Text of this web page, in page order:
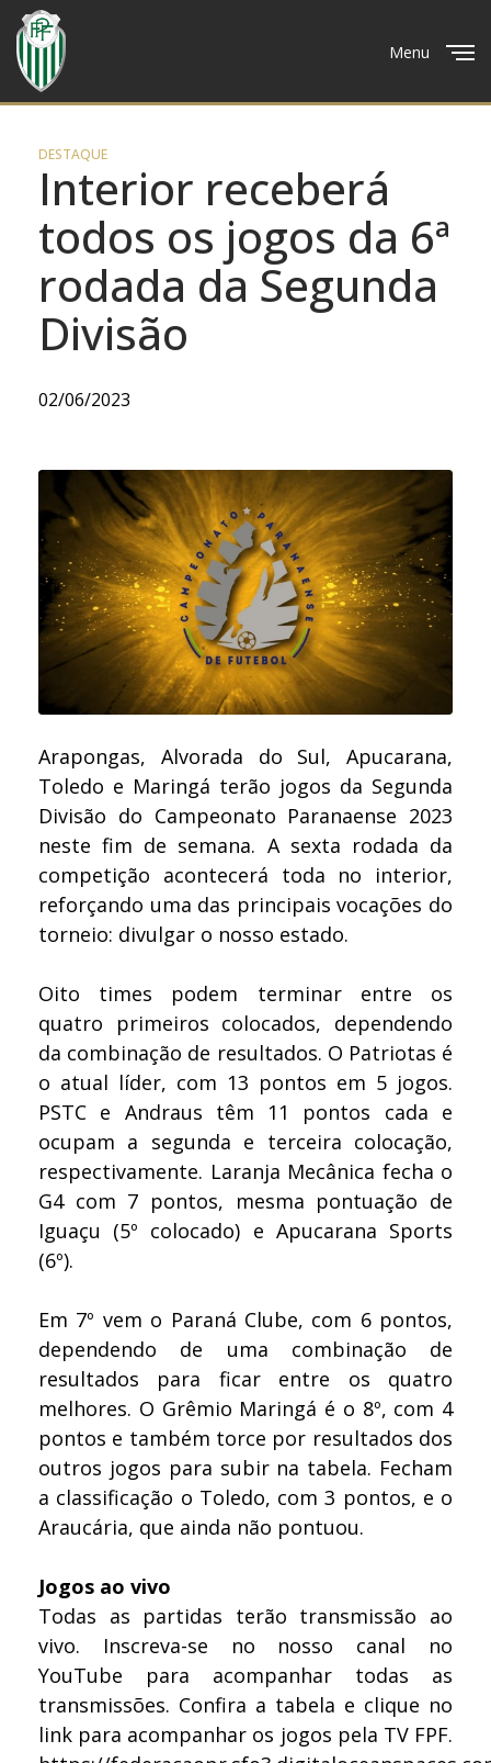
Menu
DESTAQUE
Interior receberá
todos os jogos da 6ª
rodada da Segunda
Divisão
02/06/2023
Arapongas, Alvorada do Sul, Apucarana,
Toledo e Maringá terão jogos da Segunda
Divisão do Campeonato Paranaense 2023
neste fim de semana. A sexta rodada da
competição acontecerá toda no interior,
reforçando uma das principais vocações do
torneio: divulgar o nosso estado.
Oito times podem terminar entre os
quatro primeiros colocados, dependendo
da combinação de resultados. O Patriotas é
o atual líder, com 13 pontos em 5 jogos.
PSTC e Andraus têm 11 pontos cada e
ocupam a segunda e terceira colocação,
respectivamente. Laranja Mecânica fecha o
G4 com 7 pontos, mesma pontuação de
Iguaçu (5º colocado) e Apucarana Sports
(6º).
Em 7º vem o Paraná Clube, com 6 pontos,
dependendo de uma combinação de
resultados para ficar entre os quatro
melhores. O Grêmio Maringá é o 8º, com 4
pontos e também torce por resultados dos
outros jogos para subir na tabela. Fecham
a classificação o Toledo, com 3 pontos, e o
Araucária, que ainda não pontuou.
Jogos ao vivo
Todas as partidas terão transmissão ao
vivo. Inscreva-se no nosso canal no
YouTube para acompanhar todas as
transmissões. Confira a tabela e clique no
link para acompanhar os jogos pela TV FPF.